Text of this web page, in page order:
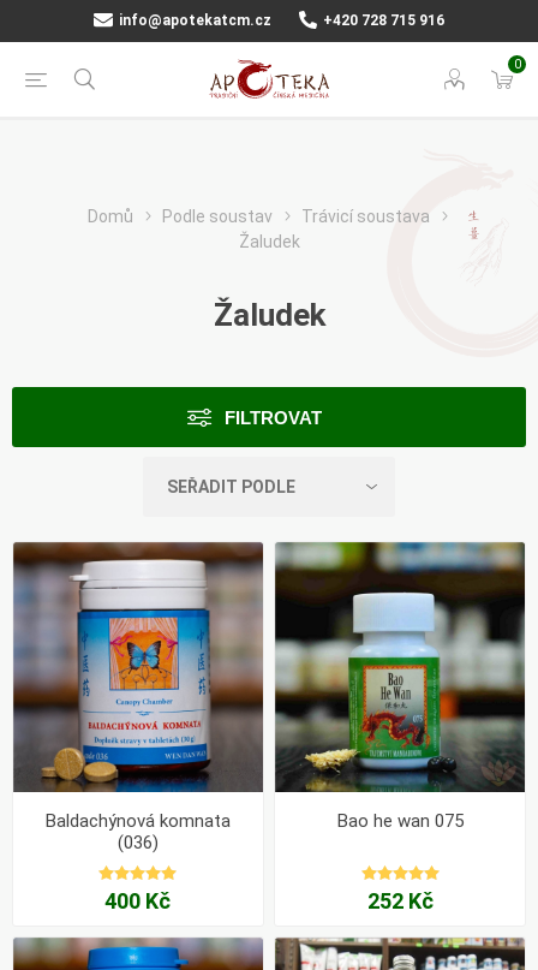
info@apotekatcm.cz +420 728 715 916
0
Domů Podle soustav
Trávicí soustava
Žaludek
Žaludek
FILTROVAT
Baldachýnová komnata
(036)
400 Kč
Bao he wan 075
252 Kč